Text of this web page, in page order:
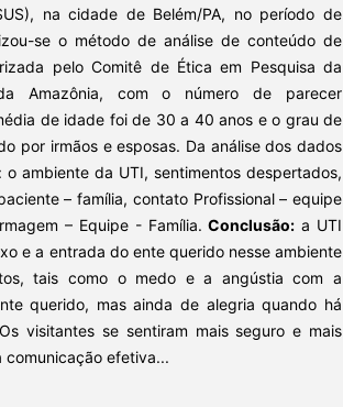
na cidade de Belém/PA, no período de
se o método de análise de conteúdo de
pelo Comitê de Ética em Pesquisa da
Amazônia, com o número de parecer
de idade foi de 30 a 40 anos e o grau de
por irmãos e esposas. Da análise dos dados
ambiente da UTI, sentimentos despertados,
– família, contato Profissional – equipe
– Equipe - Família.Conclusão: a UTI
e a entrada do ente querido nesse ambiente
tais como o medo e a angústia com a
querido, mas ainda de alegria quando há
visitantes se sentiram mais seguro e mais
efetiva...